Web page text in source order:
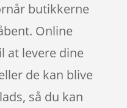
butikkerne
Online
at levere dine
de kan blive
så du kan